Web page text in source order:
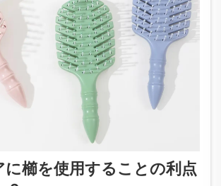
に櫛を使用することの利点